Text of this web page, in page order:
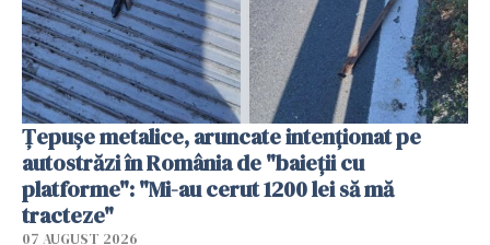
Țepușe metalice, aruncate intenționat pe
autostrăzi în România de "baieții cu
platforme": "Mi-au cerut 1200 lei să mă
tracteze"
07 AUGUST 2026